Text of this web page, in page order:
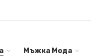
Мъжка Мода